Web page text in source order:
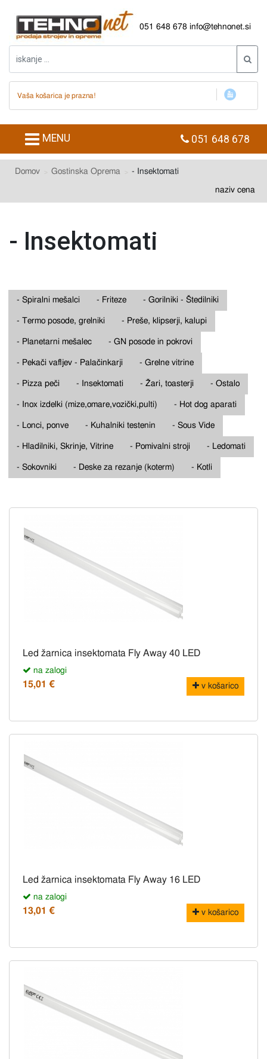
051 648 678 info@tehnonet.si
Vaša košarica je prazna!
MENU 051 648 678
Domov Gostinska Oprema - Insektomati
naziv cena
- Insektomati
- Spiralni mešalci - Friteze - Gorilniki - Štedilniki
- Termo posode, grelniki - Preše, klipserji, kalupi
- Planetarni mešalec - GN posode in pokrovi
- Pekači vafljev - Palačinkarji - Grelne vitrine
- Pizza peči - Insektomati - Žari, toasterji - Ostalo
- Inox izdelki (mize,omare,vozički,pulti) - Hot dog aparati
- Lonci, ponve - Kuhalniki testenin - Sous Vide
- Hladilniki, Skrinje, Vitrine - Pomivalni stroji - Ledomati
- Sokovniki - Deske za rezanje (koterm) - Kotli
Led žarnica insektomata Fly Away 40 LED
na zalogi
15,01 € v košarico
Led žarnica insektomata Fly Away 16 LED
na zalogi
13,01 € v košarico